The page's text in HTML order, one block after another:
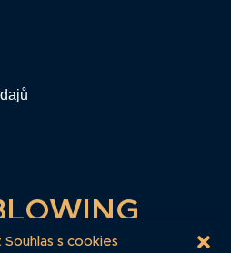
Souhlas s cookies
k anonymnímu zaslání